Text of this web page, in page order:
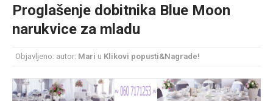
mesec još lepšim
Poklon koji će vaša druga polovina zauvek pamtiti
Proglašenje dobitnika Blue Moon
narukvice za mladu
Objavljeno: autor: Mari u Klikovi popusti&Nagrade!